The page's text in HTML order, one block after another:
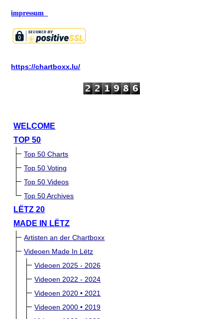
impressum
https://chartboxx.lu/
WELCOME
TOP 50
Top 50 Charts
Top 50 Voting
Top 50 Videos
Top 50 Archives
LËTZ 20
MADE IN LËTZ
Artisten an der Chartboxx
Videoen Made In Lëtz
Videoen 2025 - 2026
Videoen 2022 - 2024
Videoen 2020 • 2021
Videoen 2000 • 2019